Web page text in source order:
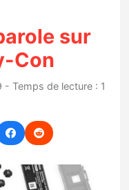
sur
Con
- Temps de lecture : 1